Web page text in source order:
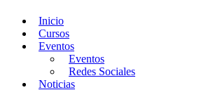
Inicio
Cursos
Eventos
Eventos
Redes Sociales
Noticias